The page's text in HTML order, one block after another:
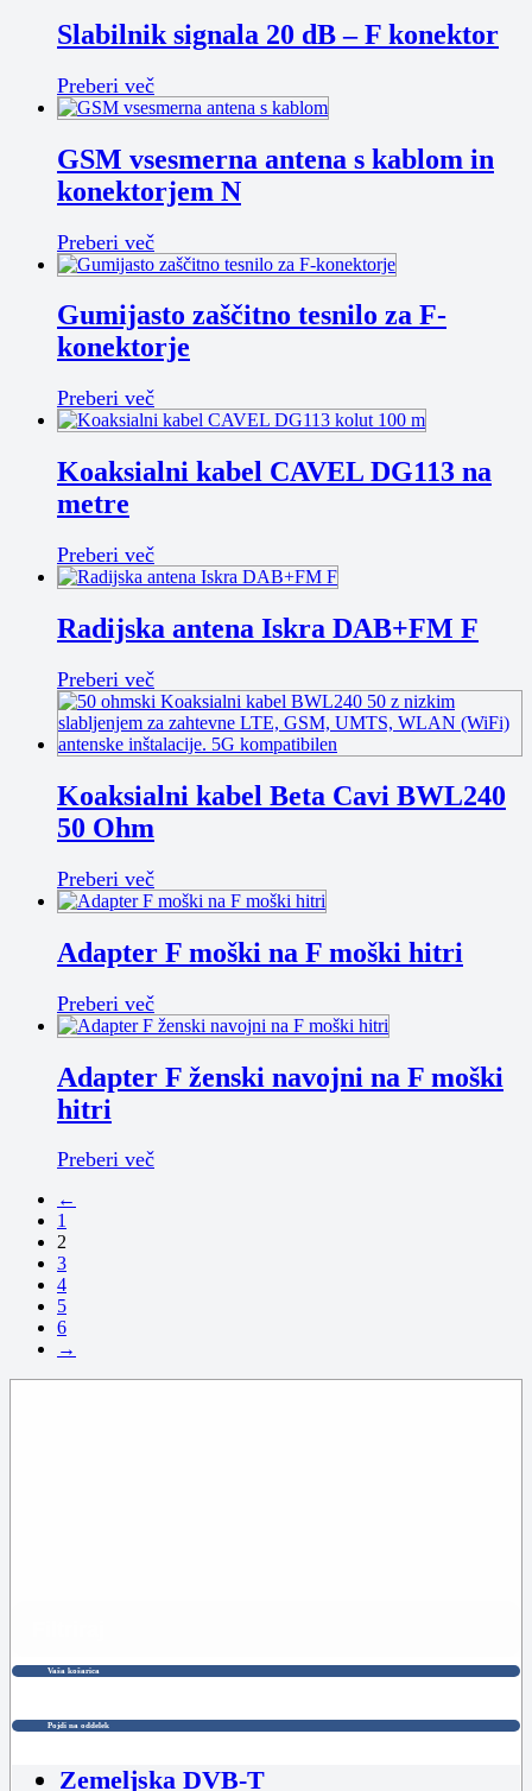
Slabilnik signala 20 dB – F konektor
Preberi več
GSM vsesmerna antena s kablom in
konektorjem N
Preberi več
Gumijasto zaščitno tesnilo za F-
konektorje
Preberi več
Koaksialni kabel CAVEL DG113 na
metre
Preberi več
Radijska antena Iskra DAB+FM F
Preberi več
Koaksialni kabel Beta Cavi BWL240
50 Ohm
Preberi več
Adapter F moški na F moški hitri
Preberi več
Adapter F ženski navojni na F moški
hitri
Preberi več
←
1
2
3
4
5
6
→
Vaša košarica
Pojdi na oddelek
Zemeljska DVB-T